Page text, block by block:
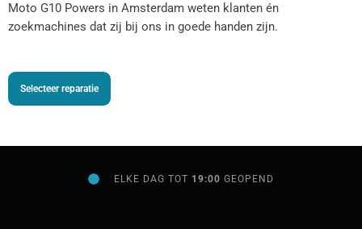
Moto G10 Powers in Amsterdam weten klanten én
zoekmachines dat zij bij ons in goede handen zijn.
Selecteer reparatie
ELKE DAG TOT 19:00GEOPEND